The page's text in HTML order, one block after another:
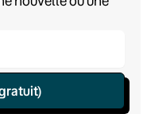
gratuit)